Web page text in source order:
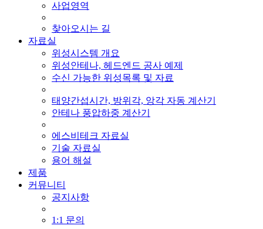
사업영역
찾아오시는 길
자료실
위성시스템 개요
위성안테나, 헤드엔드 공사 예제
수신 가능한 위성목록 및 자료
태양간섭시간, 방위각, 앙각 자동 계산기
안테나 풍압하중 계산기
에스비테크 자료실
기술 자료실
용어 해설
제품
커뮤니티
공지사항
1:1 문의